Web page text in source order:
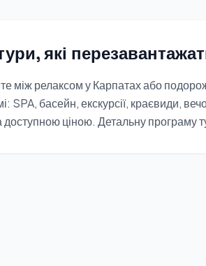
які
між релаксом у Карпатах або
SPA, басейн, екскурсії, краєвиди,
доступною ціною. Детальну